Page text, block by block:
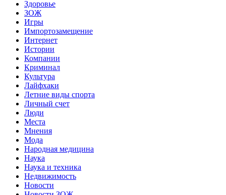
Здоровье
ЗОЖ
Игры
Импортозамещение
Интернет
Истории
Компании
Криминал
Культура
Лайфхаки
Летние виды спорта
Личный счет
Люди
Места
Мнения
Мода
Народная медицина
Наука
Наука и техника
Недвижимость
Новости